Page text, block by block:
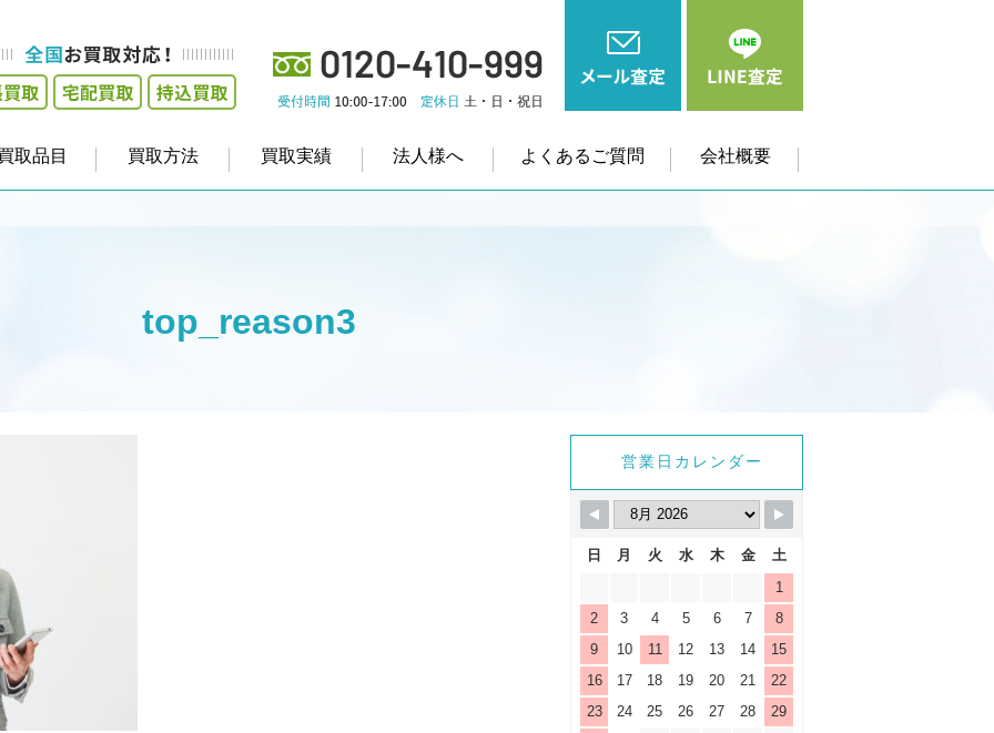
取品目 買取方法 買取実績 法人様へ よくあるご質問 会社概要
top_reason3
営業日カレンダー
日 月 火 水 木 金
土
1
2
3 4 5 6 7
8
9
10 11 12 13 14
15
16
17 18 19 20 21
22
23
24 25 26 27 28
29